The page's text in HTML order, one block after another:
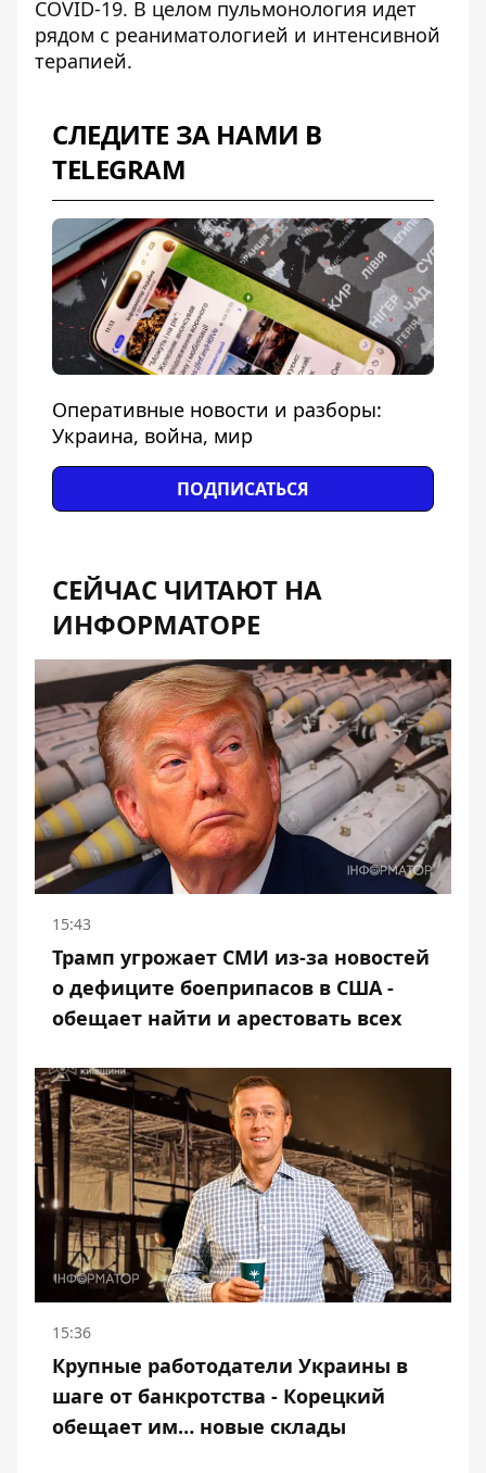
COVID-19. В целом пульмонология идет
рядом с реаниматологией и интенсивной
терапией.
СЛЕДИТЕ ЗА НАМИ В
TELEGRAM
Оперативные новости и разборы:
Украина, война, мир
ПОДПИСАТЬСЯ
СЕЙЧАС ЧИТАЮТ НА
ИНФОРМАТОРЕ
15:43
Трамп угрожает СМИ из-за новостей
о дефиците боеприпасов в США -
обещает найти и арестовать всех
15:36
Крупные работодатели Украины в
шаге от банкротства - Корецкий
обещает им… новые склады